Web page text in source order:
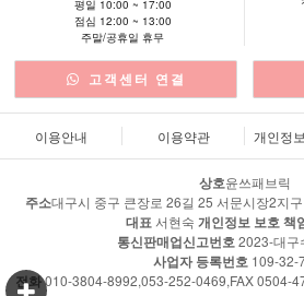
평일 10:00 ~ 17:00
점심 12:00 ~ 13:00
주말/공휴일 휴무
고객센터 연결
이용안내 이용약관 개인정
상호윤쓰패브릭
주소대구시 중구 큰장로 26길 25 서문시장2지
대표 서현숙 개인정보 보호 책
통신판매업신고번호 2023-대구
사업자 등록번호 109-32-
전화010-3804-8992,053-252-0469,FAX 0504-